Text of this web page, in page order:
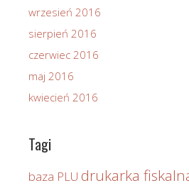
wrzesień 2016
sierpień 2016
czerwiec 2016
maj 2016
kwiecień 2016
Tagi
baza PLU drukarka